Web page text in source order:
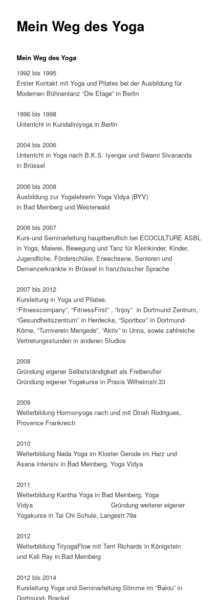
Mein Weg des Yoga
Mein Weg des Yoga
1992 bis 1995
Erster Kontakt mit Yoga und Pilates bei der Ausbildung für
Modernen Bühnentanz “Die Etage” in Berlin
1996 bis 1998
Unterricht in Kundaliniyoga in Berlin
2004 bis 2006
Unterricht in Yoga nach B.K.S. Iyengar und Swami Sivananda
in Brüssel
2006 bis 2008
Ausbildung zur Yogalehrerin Yoga Vidya (BYV)
in Bad Meinberg und Westerwald
2006 bis 2007
Kurs-und Seminarleitung hauptberuflich bei ECOCULTURE ASBL
in Yoga, Malerei, Bewegung und Tanz für Kleinkinder, Kinder,
Jugendliche, Förderschüler, Erwachsene, Senioren und
Demenzerkrankte in Brüssel in französischer Sprache
2007 bis 2012
Kursleitung in Yoga und Pilates:
“Fitnesscompany”, “FitnessFirst” , “Injoy” in Dortmund Zentrum,
“Gesundheitszentrum” in Herdecke, “Sportbox” in Dortmund-
Körne, “Turnverein Mengede”, “Aktiv” in Unna, sowie zahlreiche
Vertretungsstunden in anderen Studios
2008
Gründung eigener Selbstständigkeit als Freiberufler
Gründung eigener Yogakurse in Praxis Wilhelmstr.33
2009
Weiterbildung Hormonyoga nach und mit Dinah Rodrigues,
Provence Frankreich
2010
Weiterbildung Nada Yoga im Kloster Gerode im Harz und
Asana intensiv in Bad Meinberg, Yoga Vidya
2011
Weiterbildung Kantha Yoga in Bad Meinberg, Yoga
Vidya Gründung weiterer eigener
Yogakurse in Tai Chi Schule, Langestr.79a
2012
Weiterbildung TriyogaFlow mit Terri Richards in Königstein
und Kali Ray in Bad Meinberg
2012 bis 2014
Kursleitung Yoga und Seminarleitung Stimme im “Balou” in
Dortmund- Brackel